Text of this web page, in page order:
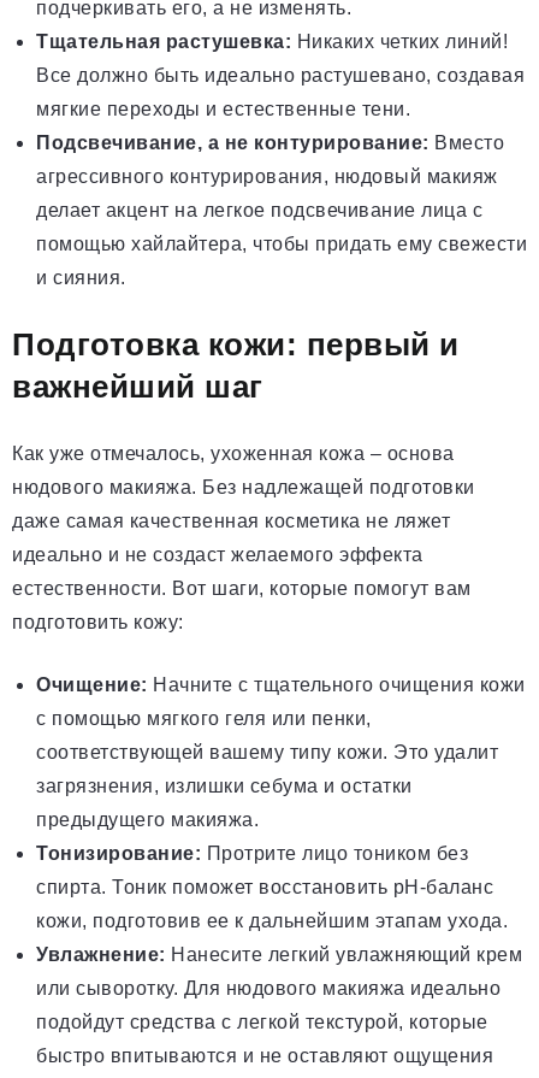
подчеркивать его, а не изменять.
Тщательная растушевка: Никаких четких линий!
Все должно быть идеально растушевано, создавая
мягкие переходы и естественные тени.
Подсвечивание, а не контурирование: Вместо
агрессивного контурирования, нюдовый макияж
делает акцент на легкое подсвечивание лица с
помощью хайлайтера, чтобы придать ему свежести
и сияния.
Подготовка кожи: первый и
важнейший шаг
Как уже отмечалось, ухоженная кожа – основа
нюдового макияжа. Без надлежащей подготовки
даже самая качественная косметика не ляжет
идеально и не создаст желаемого эффекта
естественности. Вот шаги, которые помогут вам
подготовить кожу:
Очищение: Начните с тщательного очищения кожи
с помощью мягкого геля или пенки,
соответствующей вашему типу кожи. Это удалит
загрязнения, излишки себума и остатки
предыдущего макияжа.
Тонизирование: Протрите лицо тоником без
спирта. Тоник поможет восстановить pH-баланс
кожи, подготовив ее к дальнейшим этапам ухода.
Увлажнение: Нанесите легкий увлажняющий крем
или сыворотку. Для нюдового макияжа идеально
подойдут средства с легкой текстурой, которые
быстро впитываются и не оставляют ощущения